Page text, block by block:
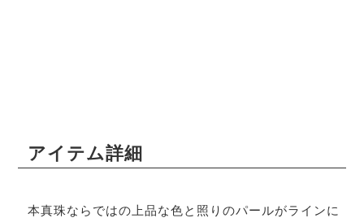
アイテム詳細
本真珠ならではの上品な色と照りのパールがラインに